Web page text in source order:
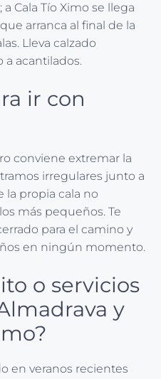
Cala Tío Ximo se llega
arranca al final de la
Lleva calzado
a acantilados.
ir con
conviene extremar la
irregulares junto a
la propia cala no
más pequeños. Te
para el camino y
en ningún momento.
o servicios
y
en veranos recientes